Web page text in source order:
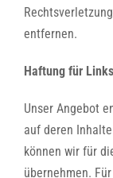
entfernen.
Haftung für Links
Unser Angebot
auf deren
können wir für
übernehmen.